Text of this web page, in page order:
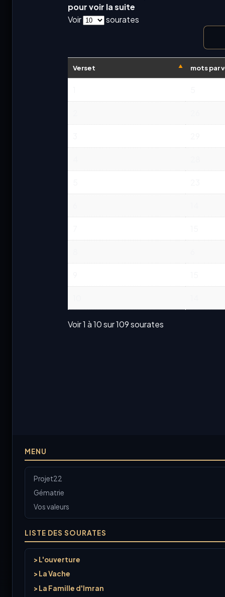
MENU
Projet22
Gématrie
Vos valeurs
LISTE DES SOURATES
> L'ouverture
> La Vache
> La Famille d'Imran
pour voir la suite
Voir
sourates
Verset mots par
Voir 1 à 10 sur 109 sourates